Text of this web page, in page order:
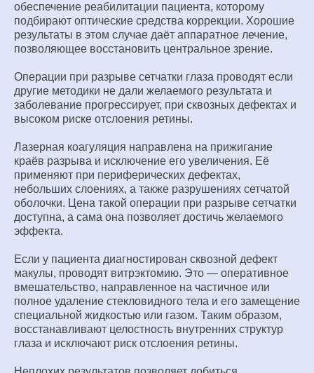
обеспечение реабилитации пациента, которому
подбирают оптические средства коррекции. Хорошие
результаты в этом случае даёт аппаратное лечение,
позволяющее восстановить центральное зрение.
Операции при разрыве сетчатки глаза проводят если
другие методики не дали желаемого результата и
заболевание прогрессирует, при сквозных дефектах и
высоком риске отслоения ретины.
Лазерная коагуляция направлена на прижигание
краёв разрыва и исключение его увеличения. Её
применяют при периферических дефектах,
небольших слоениях, а также разрушениях сетчатой
оболочки. Цена такой операции при разрыве сетчатки
доступна, а сама она позволяет достичь желаемого
эффекта.
Если у пациента диагностирован сквозной дефект
макулы, проводят витрэктомию. Это — оперативное
вмешательство, направленное на частичное или
полное удаление стекловидного тела и его замещение
специальной жидкостью или газом. Таким образом,
восстанавливают целостность внутренних структур
глаза и исключают риск отслоения ретины.